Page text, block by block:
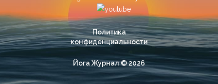
Политика
конфиденциальности
Йога Журнал © 2026